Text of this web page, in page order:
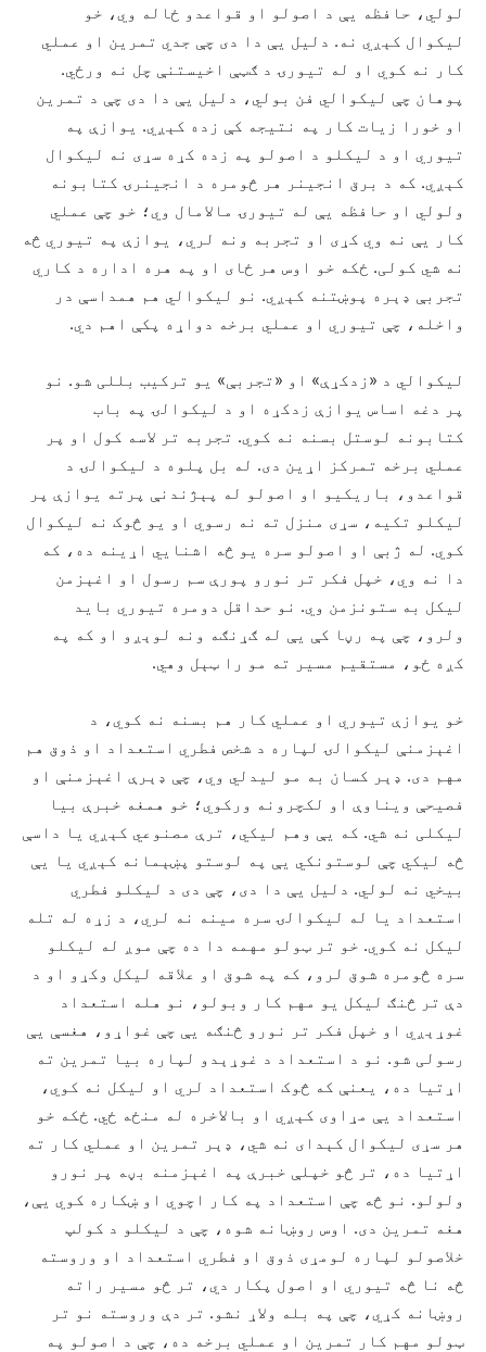
لولي، حافظه يې د اصولو او قواعدو ځاله وي، خو
لیکوال کېږي نه. دلیل يې دا دی چې جدي تمرین او عملي
کار نه کوي او له تیورۍ د ګټې اخیستنې چل نه ورځي.
پوهان چې لیکوالي فن بولي، دلیل يې دا دی چې د تمرین
او خورا زیات کار په نتیجه کې زده کېږي. یوازې په
تیوري او د لیکلو د اصولو په زده کړه سړی نه لیکوال
کېږي. که د برق انجینر هر څومره د انجینرۍ کتابونه
ولولي او حافظه يې له تیورۍ مالامال وي؛ خو چې عملي
کار يې نه وي کړی او تجربه ونه لري، یوازې په تیوري څه
نه شي کولی. ځکه خو اوس هر ځای او په هره اداره د کاري
تجربې ډېره پوښتنه کېږي. نو لیکوالي هم همداسې در
واخله، چې تیوري او عملي برخه دواړه پکې اهم دي.
لیکوالي د «زدکړې» او «تجربې» یو ترکیب بللی شو. نو
پر دغه اساس یوازې زدکړه او د لیکوالۍ په باب
کتابونه لوستل بسنه نه کوي. تجربه تر لاسه کول او پر
عملي برخه تمرکز اړین دی. له بل پلوه د لیکوالۍ د
قواعدو، باریکیو او اصولو له پېژندنې پرته يوازې پر
لیکلو تکیه، سړی منزل ته نه رسوي او یو څوک نه لیکوال
کوي. له ژبې او اصولو سره یو څه اشنايي اړینه ده، که
دا نه وي، خپل فکر تر نورو پورې سم رسول او اغېزمن
لیکل به ستونزمن وي. نو حداقل دومره تیوري باید
ولرو، چې په رڼا کې يې له ګړنګه ونه لوېږو او که په
کږه ځو، مستقیم مسیر ته مو را ټېل وهي.
خو یوازې تیوري او عملي کار هم بسنه نه کوي، د
اغېزمنې لیکوالۍ لپاره د شخص فطري استعداد او ذوق هم
مهم دی. ډېر کسان به مو لیدلي وي، چې ډېرې اغېزمنې او
فصیحې ویناوې او لکچرونه ورکوي؛ خو همغه خبرې بیا
لیکلی نه شي. که يې وهم لیکي، ترې مصنوعي کېږي یا داسې
څه لیکي چې لوستونکي يې په لوستو پښېمانه کېږي یا يې
بیخي نه لولي. دلیل يې دا دی، چې دی د لیکلو فطري
استعداد یا له لیکوالۍ سره مینه نه لري، د زړه له تله
لیکل نه کوي. خو تر ټولو مهمه دا ده چې موږ له لیکلو
سره څومره شوق لرو، که په شوق او علاقه لیکل وکړو او د
دې تر څنګ لیکل یو مهم کار وبولو، نو هله استعداد
غوړېږي او خپل فکر تر نورو څنګه يې چې غواړو، هغسې يې
رسولی شو. نو د استعداد د غوړېدو لپاره بیا تمرین ته
اړتیا ده، یعنې که څوک استعداد لري او لیکل نه کوي،
استعداد يې مړاوی کېږي او بالاخره له منځه ځي. ځکه خو
هر سړی لیکوال کېدای نه شي، ډېر تمرین او عملي کار ته
اړتیا ده، تر څو خپلې خبرې په اغېزمنه بڼه پر نورو
ولولو. نو څه چې استعداد په کار اچوي او ښکاره کوي يې،
هغه تمرین دی. اوس روښانه شوه، چې د لیکلو د کولپ
خلاصولو لپاره لومړی ذوق او فطري استعداد او وروسته
څه نا څه تیوري او اصول پکار دي، تر څو مسیر راته
روښانه کړي، چې په بله ولاړ نشو. تر دې وروسته نو تر
ټولو مهم کار تمرین او عملي برخه ده، چې د اصولو په